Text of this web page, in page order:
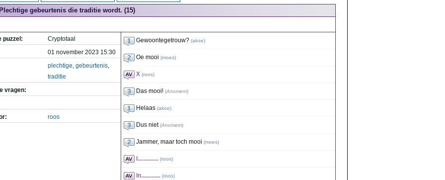
gebeurtenis die traditie wordt. (15)
puzzel:
Cryptotaal
01 november 2023 15:30
plechtige, gebeurtenis,
traditie
vragen:
roos
Gewoontegetrouw? (akoe)
Oe mooi (moes)
X (roos)
Das mooi! (Anoniem)
Helaas (akoe)
Dus niet (Anoniem)
Jammer, maar toch mooi (moes)
I.............. (roos)
In............. (roos)